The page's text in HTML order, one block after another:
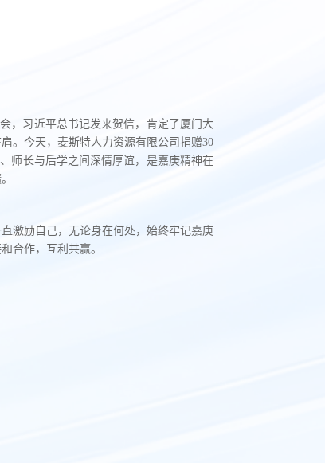
，习近平总书记发来贺信，肯定了厦门大
。今天，麦斯特人力资源有限公司捐赠30
师长与后学之间深情厚谊，是嘉庚精神在
激励自己，无论身在何处，始终牢记嘉庚
合作，互利共赢。